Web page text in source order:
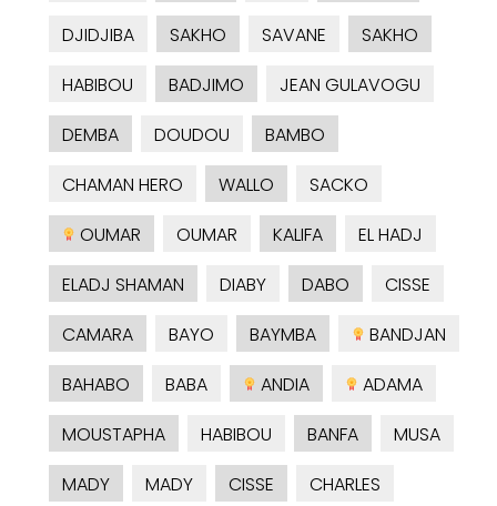
DJIDJIBA
SAKHO SAVANE
SAKHO
HABIBOU
BADJIMO
JEAN GULAVOGU
DEMBA
DOUDOU
BAMBO
CHAMAN HERO
WALLO
SACKO
OUMAR
OUMAR KALIFA
EL HADJ
ELADJ SHAMAN
DIABY DABO
CISSE
CAMARA
BAYO BAYMBA
BANDJAN
BAHABO
BABA ANDIA
ADAMA
MOUSTAPHA
HABIBOU BANFA
MUSA
MADY
MADY CISSE
CHARLES